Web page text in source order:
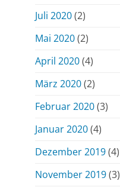
Juli 2020(2)
Mai 2020(2)
April 2020(4)
März 2020(2)
Februar 2020(3)
Januar 2020(4)
Dezember 2019(4)
November 2019(3)